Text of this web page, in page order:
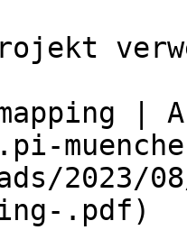
|
2023/
.pdf)